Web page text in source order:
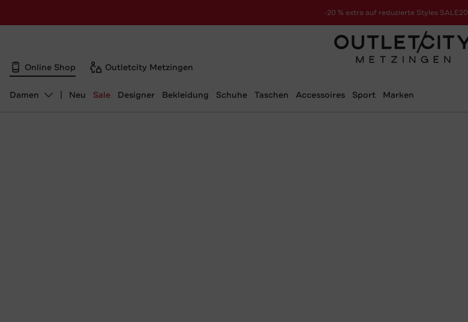
-20 % extra auf reduzierte Styles SALE20
zur Aktion
Online Shop Outletcity Metzingen
Abteilung ändern, ausgewählt:
Damen Neu Sale Designer Bekleidung Schuhe Taschen Accessoires Sport Marken